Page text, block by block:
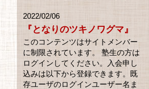
2022/02/06
『となりのツキノワグマ』
このコンテンツはサイトメンバー
に制限されています。 塾生の方は
ログインしてください。入会申し
込みは以下から登録できます。既
存ユーザのログインユーザー名ま